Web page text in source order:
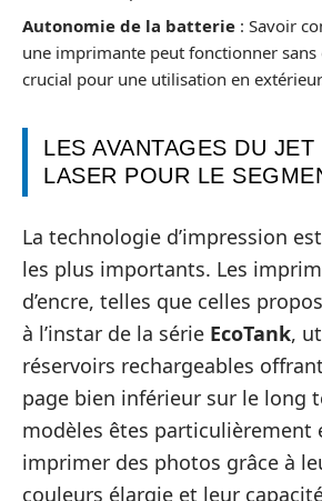
Autonomie de la batterie : Savoir
une imprimante peut fonctionner sans
crucial pour une utilisation en
LES AVANTAGES DU JET
LASER POUR LE
La technologie d’impression
les plus importants. Les
d’encre, telles que celles
à l’instar de la série EcoTank,
réservoirs rechargeables
page bien inférieur sur le long
modèles êtes particulièrement
imprimer des photos grâce à
couleurs élargie et leur